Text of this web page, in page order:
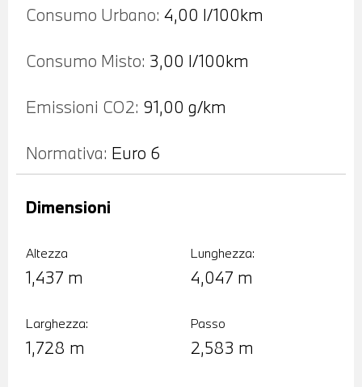
Consumo Urbano: 4,00 l/100km
Consumo Misto: 3,00 l/100km
Emissioni CO2: 91,00 g/km
Normativa: Euro 6
Altezza
1,437 m
Lunghezza:
4,047 m
Dimensioni
Larghezza:
1,728 m
Passo
2,583 m